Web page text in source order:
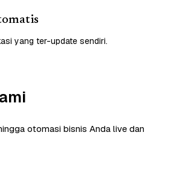
yang ter-update sendiri.
otomasi bisnis Anda live dan